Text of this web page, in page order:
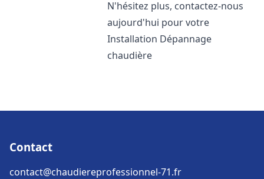
N'hésitez plus, contactez-nous
aujourd'hui pour votre
Installation Dépannage
chaudière
Contact
contact@chaudiereprofessionnel-71.fr